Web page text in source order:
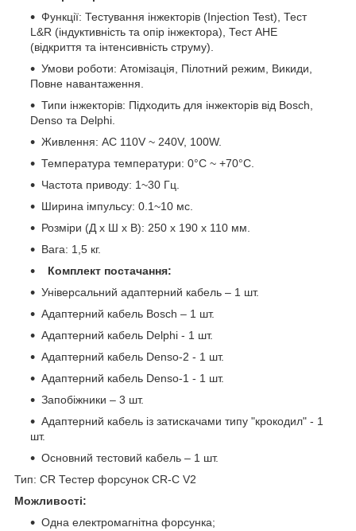
Функції: Тестування інжекторів (Injection Test), Тест
L&R (індуктивність та опір інжектора), Тест AHE
(відкриття та інтенсивність струму).
Умови роботи: Атомізація, Пілотний режим, Викиди,
Повне навантаження.
Типи інжекторів: Підходить для інжекторів від Bosch,
Denso та Delphi.
Живлення: AC 110V ~ 240V, 100W.
Температура температури: 0°C ~ +70°C.
Частота приводу: 1~30 Гц.
Ширина імпульсу: 0.1~10 мс.
Розміри (Д х Ш х В): 250 х 190 х 110 мм.
Вага: 1,5 кг.
Комплект постачання:
Універсальний адаптерний кабель – 1 шт.
Адаптерний кабель Bosch – 1 шт.
Адаптерний кабель Delphi - 1 шт.
Адаптерний кабель Denso-2 - 1 шт.
Адаптерний кабель Denso-1 - 1 шт.
Запобіжники – 3 шт.
Адаптерний кабель із затискачами типу "крокодил" - 1
шт.
Основний тестовий кабель – 1 шт.
Тип: CR Тестер форсунок CR-C V2
Можливості:
Одна електромагнітна форсунка;